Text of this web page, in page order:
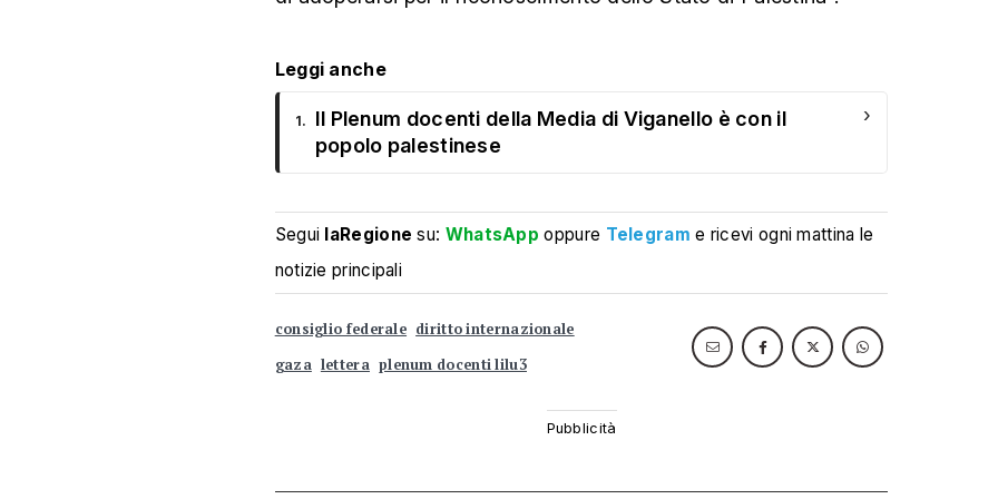
Leggi anche
1.
Il Plenum docenti della Media di Viganello è con il
popolo palestinese
›
Segui laRegione su: WhatsApp oppure Telegram e ricevi ogni mattina le
notizie principali
consiglio federale diritto internazionale
gaza lettera plenum docenti lilu3